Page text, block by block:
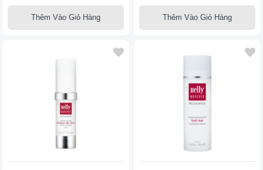
Thêm Vào Giỏ Hàng Thêm Vào Giỏ Hàng